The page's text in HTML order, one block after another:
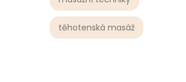
těhotenská masáž